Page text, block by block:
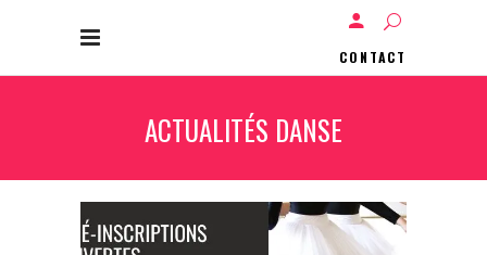
CONTACT
ACTUALITÉS DANSE